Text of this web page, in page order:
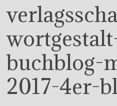
buchblog-
2017-4er-